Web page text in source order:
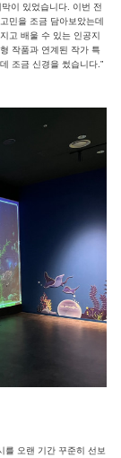
이 있었습니다. 이번 전
민을 조금 담아보았는데
고 배울 수 있는 인공지
작품과 연계된 작가 특
조금 신경을 썼습니다.”
를 오랜 기간 꾸준히 선보